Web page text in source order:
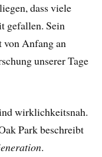
dass viele
gefallen. Sein
Anfang an
unserer Tage
wirklichkeitsnah.
Park beschreibt
.